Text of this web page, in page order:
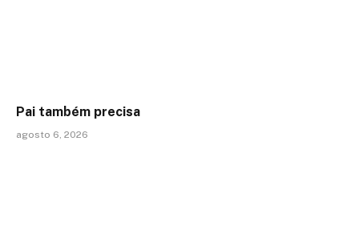
Pai também precisa
agosto 6, 2026